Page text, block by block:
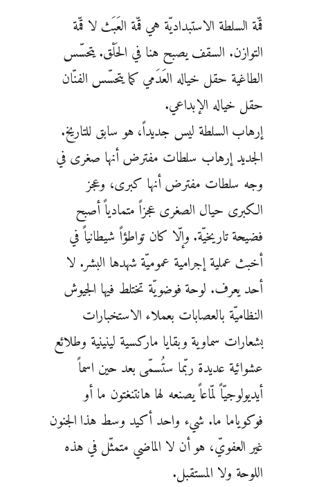
قمّة السلطة الاستبداديّة هي قمّة العَبَث لا قمّة
التوازن. السقف يصبح هنا في الحَلْق. يتحسّس
الطاغية حقل خياله العَدَمي كما يتحسّس الفنّان
حقل خياله الإبداعي.
إرهاب السلطة ليس جديداً، هو سابق للتاريخ.
الجديد إرهاب سلطات مفترض أنها صغرى في
وجه سلطات مفترض أنها كبرى، وعجز
الكبرى حيال الصغرى عجزاً متمادياً أصبح
فضيحة تاريخيّة. وإلّا كان تواطؤاً شيطانياً في
أخبث عملية إجرامية عموميّة شهدها البشر. لا
أحد يعرف. لوحة فوضويّة تختلط فيها الجيوش
النظاميّة بالعصابات بعملاء الاستخبارات
بشعارات سماوية وبقايا ماركسية لينينية وطلائع
عشوائية عديدة ربّما ستُسمّى بعد حين اسماً
أيديولوجيّاً لمّاعاً يصنعه لها هانتنغتون ما أو
فوكوياما ما. شيء واحد أكيد وسط هذا الجنون
غير العفويّ، هو أن لا الماضي متمثّل في هذه
اللوحة ولا المستقبل.